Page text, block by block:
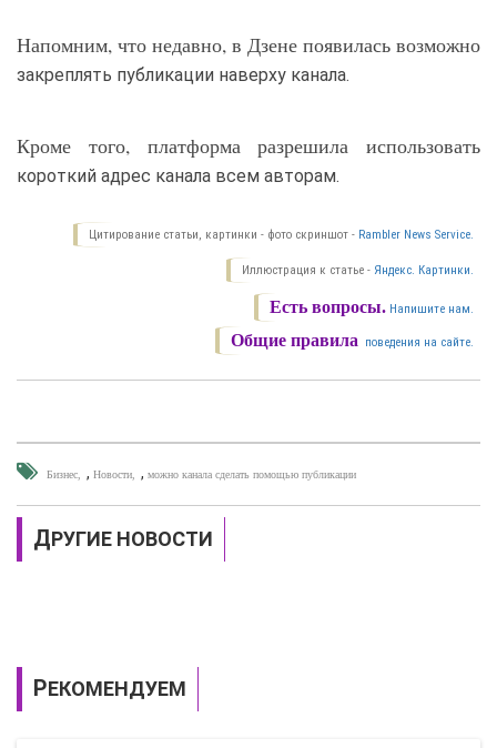
Напомним, что недавно, в Дзене появилась возможно
закреплять публикации наверху канала.
Кроме того, платформа разрешила использовать
короткий адрес канала всем авторам.
Цитирование статьи, картинки - фото скриншот - Rambler News Service.
Иллюстрация к статье - Яндекс. Картинки.
Есть вопросы. Напишите нам.
Общие правила поведения на сайте.
Бизнес , Новости , можно канала сделать помощью публикации
ДРУГИЕ НОВОСТИ
РЕКОМЕНДУЕМ